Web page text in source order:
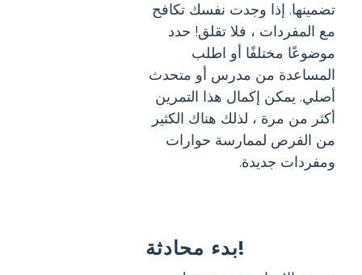
تضمينها. إذا وجدت نفسك تكافح
مع المفردات ، فلا تقلق! حدد
موضوعًا مختلفًا أو اطلب
المساعدة من مدرس أو متحدث
أصلي. يمكن إكمال هذا التمرين
أكثر من مرة ، لذلك هناك الكثير
من الفرص لممارسة حوارات
ومفردات جديدة.
بدء محادثة!